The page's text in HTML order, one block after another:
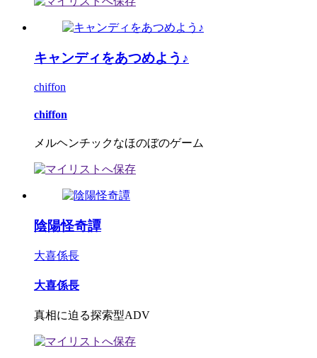
キャンディをあつめよう♪
chiffon
chiffon
メルヘンチックなほのぼのゲーム
陰陽怪奇譚
大喜係長
大喜係長
真相に迫る探索型ADV